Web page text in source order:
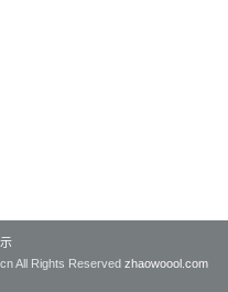
All Rights Reserved zhaowoool.com